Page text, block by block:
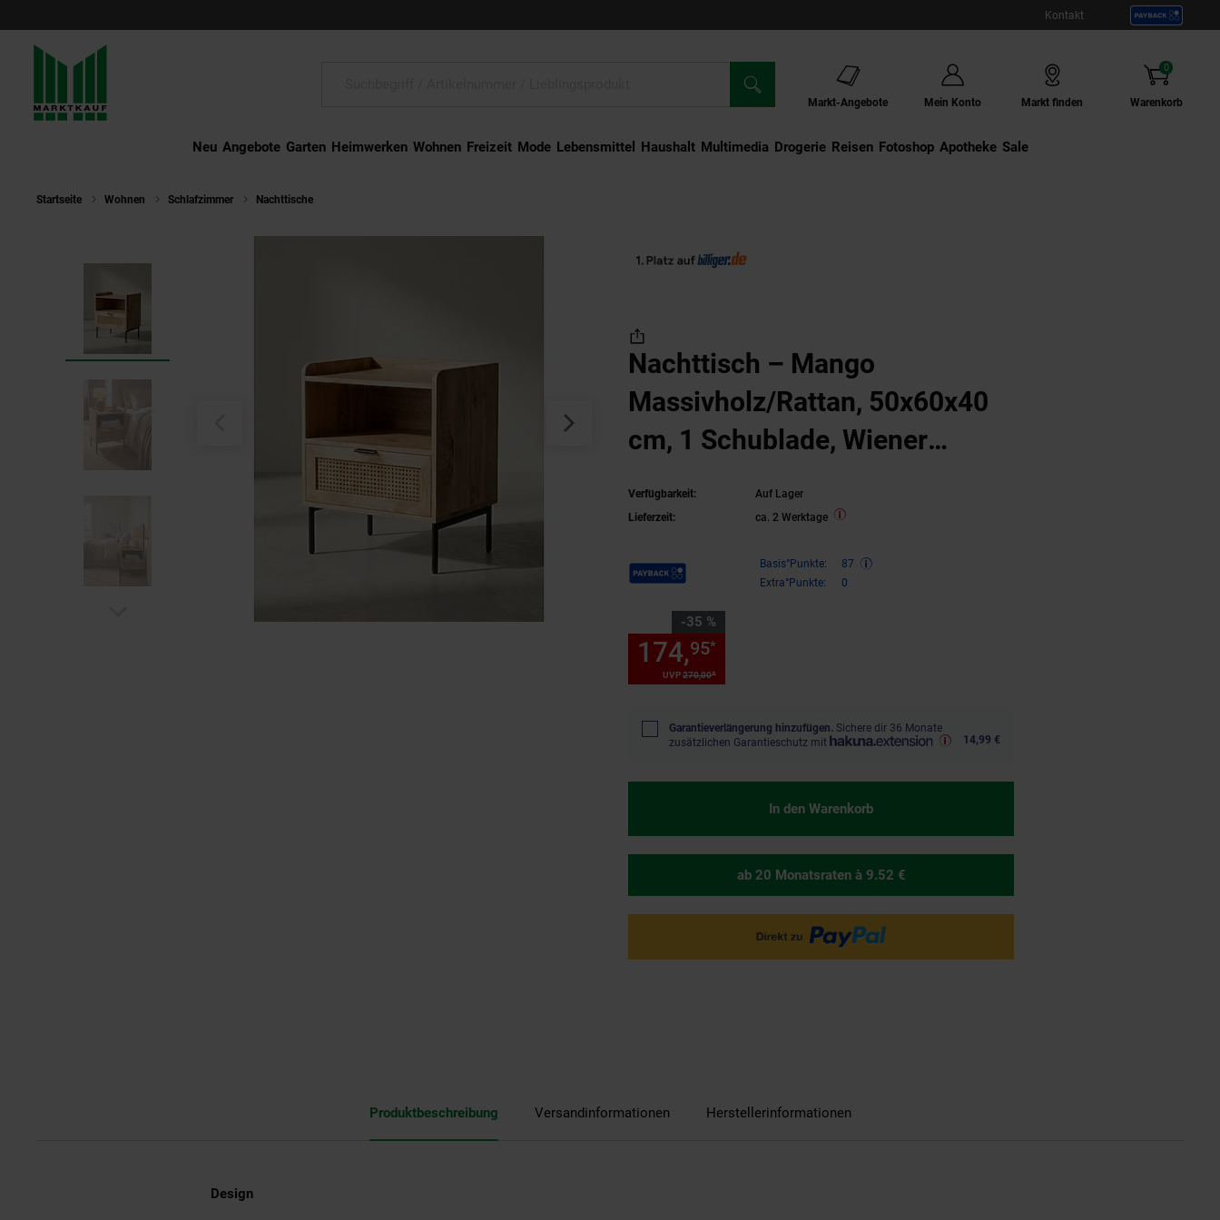
Kontakt
Markt-Angebote Mein Konto Markt finden Warenkorb
0
Artikel
Neu Angebote Garten Heimwerken Wohnen Freizeit Mode Lebensmittel Haushalt Multimedia Drogerie Externer Link:
Reisen Externer Link:
Fotoshop Externer Link:
Apotheke Sale
Startseite Wohnen Schlafzimmer Nachttische
Nachttisch – Mango
Massivholz/Rattan, 50x60x40
cm, 1 Schublade, Wiener
Verfügbarkeit:
Auf Lager
Lieferzeit:
ca. 2 Werktage
Payback Punkte Basis°Punkte:
87
Extra°Punkte:
0
-35 %
Sie Sparen 35 Prozent,
UVP270,00*
174,95*
Garantieverlängerung hinzufügen. Sichere dir 36 Monate
zusätzlichen Garantieschutz mit
14,99 €
In den Warenkorb
ab 20 Monatsraten à 9.52 €
Produktbeschreibung Versandinformationen Herstellerinformationen
Design